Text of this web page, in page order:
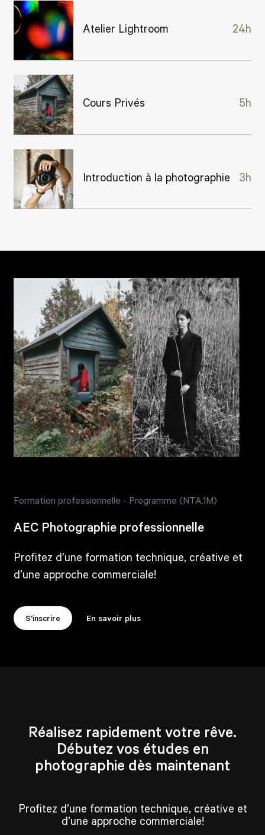
Atelier Lightroom 24h
Cours Privés 5h
Introduction à la photographie 3h
Formation professionnelle - Programme (NTA.1M)
AEC Photographie professionnelle
Profitez d’une formation technique, créative et
d’une approche commerciale!
S'inscrire En savoir plus
Réalisez rapidement votre rêve.
Débutez vos études en
photographie dès maintenant
Profitez d’une formation technique, créative et
d’une approche commerciale!